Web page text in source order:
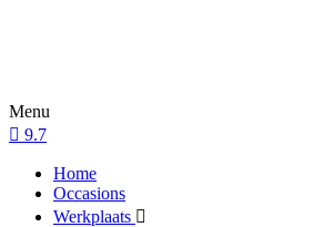
Menu
9.7
Home
Occasions
Werkplaats